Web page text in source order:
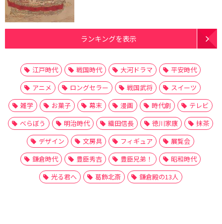
ランキングを表示
江戸時代 戦国時代 大河ドラマ
平安時代
アニメ
ロングセラー 戦国武将
スイーツ
雑学
お菓子 幕末 漫画 時代劇
テレビ
べらぼう
明治時代 織田信長 徳川家康
抹茶
デザイン
文房具 フィギュア
展覧会
鎌倉時代
豊臣秀吉 豊臣兄弟！
昭和時代
光る君へ
葛飾北斎 鎌倉殿の13人